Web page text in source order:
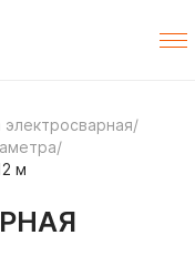
электросварная/
/
м